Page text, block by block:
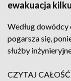
ewakuacja
Według dowódcy
pogarsza się,
służby
CZYTAJ